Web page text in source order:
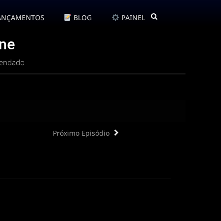
BLOG PAINEL
Próximo Episódio